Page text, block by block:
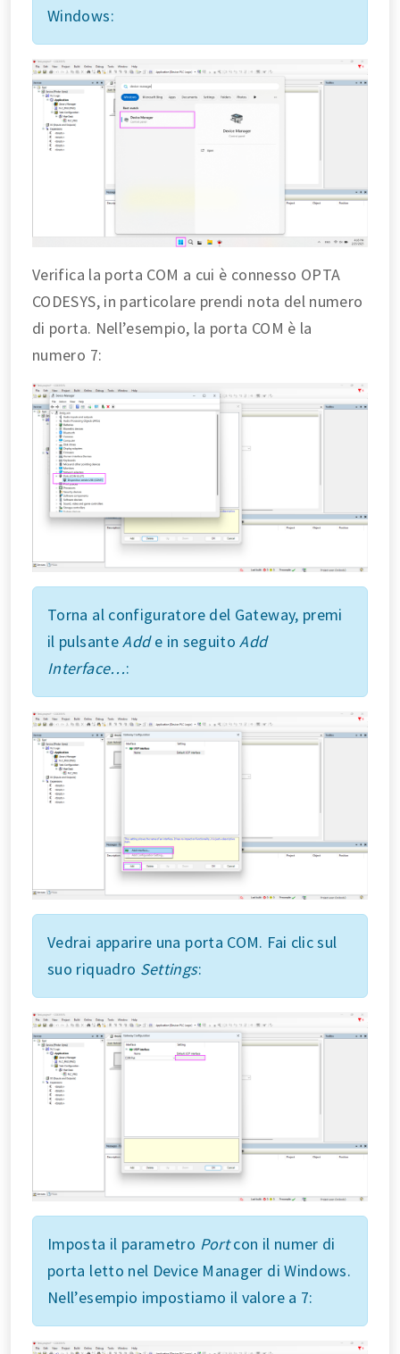
Windows:
Verifica la porta COM a cui è connesso OPTA
CODESYS, in particolare prendi nota del numero
di porta. Nell’esempio, la porta COM è la
numero 7:
Torna al configuratore del Gateway, premi
il pulsanteAdde in seguitoAdd
Interface…:
Vedrai apparire una porta COM. Fai clic sul
suo riquadro Settings:
Imposta il parametro Portcon il numer di
porta letto nel Device Manager di Windows.
Nell’esempio impostiamo il valore a 7: